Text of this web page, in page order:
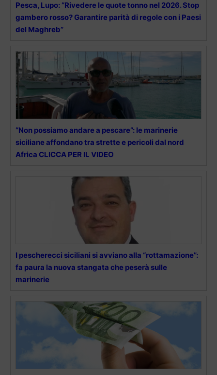
Pesca, Lupo: “Rivedere le quote tonno nel 2026. Stop
gambero rosso? Garantire parità di regole con i Paesi
del Maghreb”
“Non possiamo andare a pescare”: le marinerie
siciliane affondano tra strette e pericoli dal nord
Africa CLICCA PER IL VIDEO
I pescherecci siciliani si avviano alla “rottamazione”:
fa paura la nuova stangata che peserà sulle
marinerie